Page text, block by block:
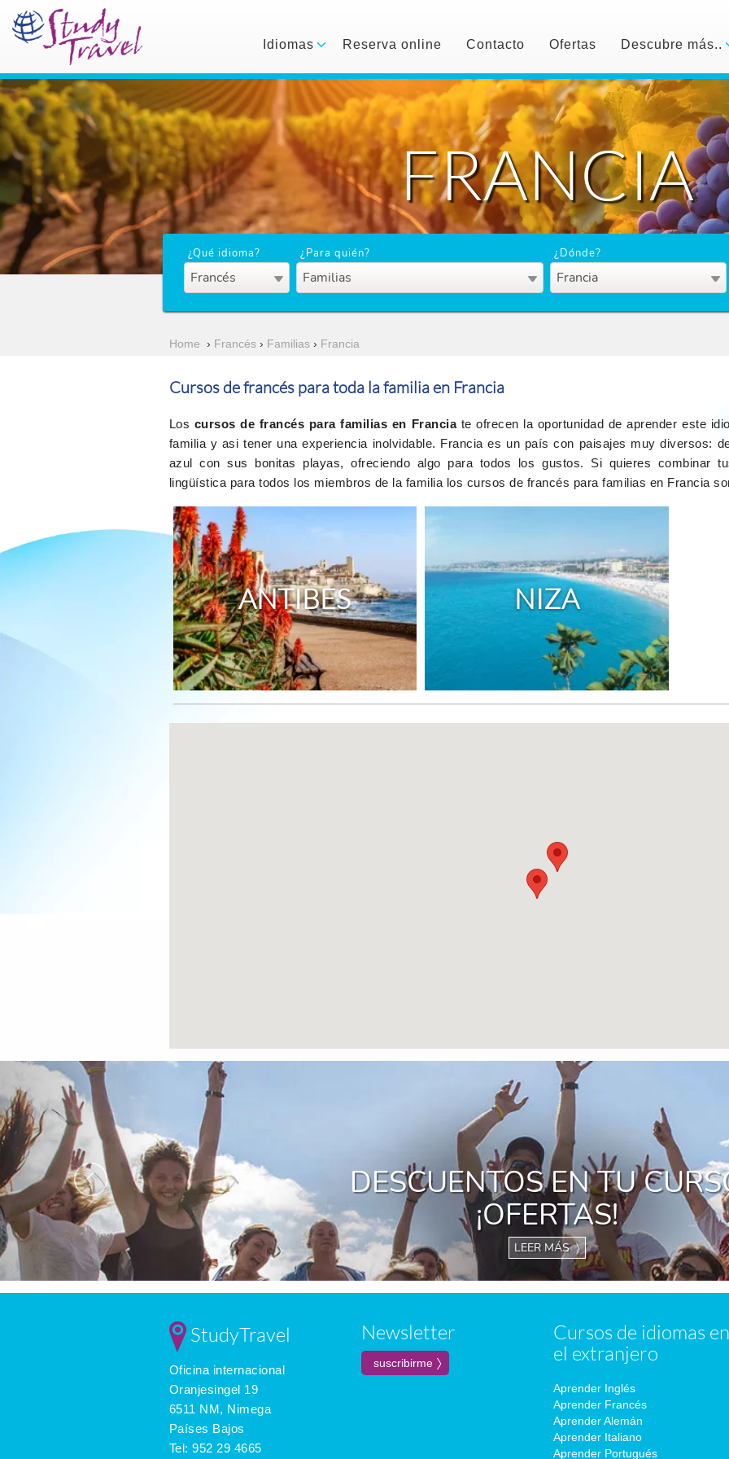
Idiomas Reserva online Contacto Ofertas Descubre más..
FRANCIA
¿Qué idioma?
Francés
¿Para quién?
Familias
¿Dónde?
Francia
Home › Francés› Familias› Francia
Cursos de francés para toda la familia en Francia
Los cursos de francés para familias en Franciate ofrecen la oportunidad de aprender este
familia y asi tener una experiencia inolvidable. Francia es un país con paisajes muy diversos:
azul con sus bonitas playas, ofreciendo algo para todos los gustos. Si quieres combinar
lingüística para todos los miembros de la familia los cursos de francés para familias en Francia
ANTIBES NIZA
DESCUENTOS EN TU
¡OFERTAS!
LEER MÁS 〉
Previous
StudyTravel
Oficina internacional
Oranjesingel 19
6511 NM, Nimega
Países Bajos
Tel: 952 29 4665
Newsletter
Cursos de idiomas en
el extranjero
Aprender Inglés
Aprender Francés
Aprender Alemán
Aprender Italiano
Aprender Portugués